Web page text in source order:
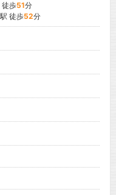
徒歩51分
駅 徒歩52分